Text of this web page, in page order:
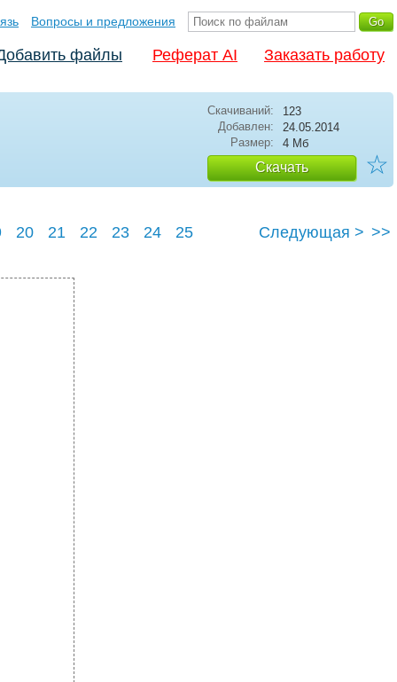
Вопросы и предложения
файлы Реферат AI Заказать работу
Скачиваний:
123
Добавлен:
24.05.2014
Размер:
4 Мб
Скачать ☆
20 21 22 23 24 25 Следующая > >>